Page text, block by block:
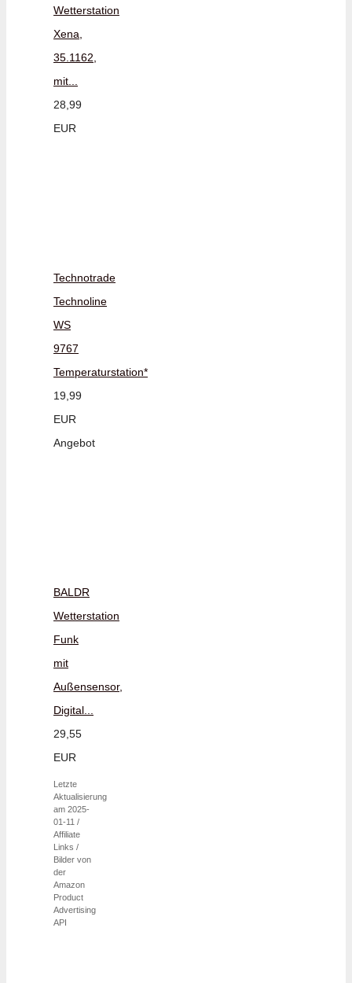
Wetterstation
Xena,
35.1162,
mit...
28,99
EUR
Technotrade
Technoline
WS
9767
Temperaturstation*
19,99
EUR
Angebot
BALDR
Wetterstation
Funk
mit
Außensensor,
Digital...
29,55
EUR
Letzte
Aktualisierung
am 2025-
01-11 /
Affiliate
Links /
Bilder von
der
Amazon
Product
Advertising
API